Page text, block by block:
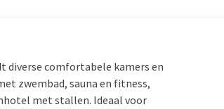
diverse comfortabele kamers en
zwembad, sauna en fitness,
met stallen. Ideaal voor